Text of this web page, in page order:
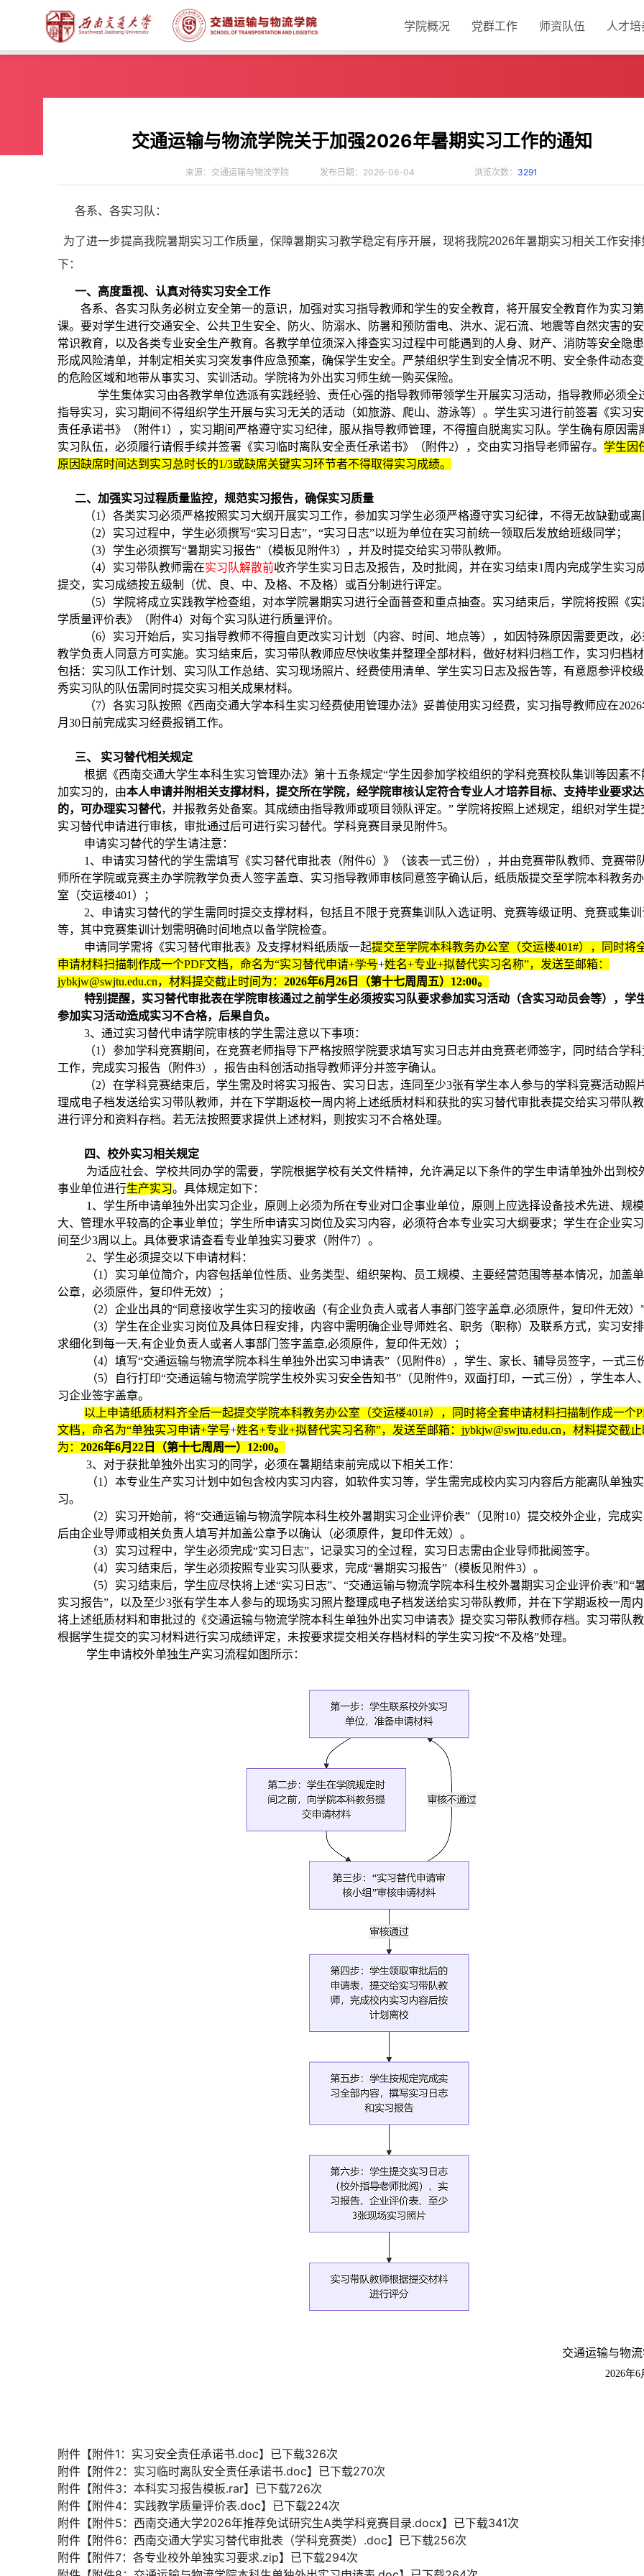
学院概况 党群工作 师资队伍 人才培
交通运输与物流学院关于加强2026年暑期实习工作的通知
来源：交通运输与物流学院 发布日期：2026-06-04 浏览次数： 3291
各系、各实习队：
为了进一步提高我院暑期实习工作质量，保障暑期实习教学稳定有序开展，现将我院2026年暑期实习相关工作安排
下：
一、高度重视、认真对待实习安全工作
各系、各实习队务必树立安全第一的意识，加强对实习指导教师和学生的安全教育，将开展安全教育作为实习
课。要对学生进行交通安全、公共卫生安全、防火、防溺水、防暑和预防雷电、洪水、泥石流、地震等自然灾害的
常识教育，以及各类专业安全生产教育。各教学单位须深入排查实习过程中可能遇到的人身、财产、消防等安全隐
形成风险清单，并制定相关实习突发事件应急预案，确保学生安全。严禁组织学生到安全情况不明、安全条件动态
的危险区域和地带从事实习、实训活动。 学院将为外出实习师生统一购买保险。
学生集体实习由各教学单位选派有实践经验、责任心强的指导教师带领学生开展实习活动，指导教师必须全
指导实习，实习期间不得组织学生开展与实习无关的活动（如旅游、爬山、游泳等）。学生实习进行前签署《实习
责任承诺书》（附件1），实习期间严格遵守实习纪律，服从指导教师管理，不得擅自脱离实习队。学生确有原因需
实习队伍，必须履行请假手续并签署《实习临时离队安全责任承诺书》（附件2），交由实习指导老师留存。 学生因
原因缺席时间达到实习总时长的1/3或缺席关键实习环节者不得取得实习成绩。
二、加强实习过程质量监控，规范实习报告，确保实习质量
（1）各类实习必须严格按照实习大纲开展实习工作，参加实习学生必须严格遵守实习纪律，不得无故缺勤或
（2）实习过程中，学生必须撰写“实习日志”，“实习日志”以班为单位在实习前统一领取后发放给班级同学；
（3）学生必须撰写“暑期实习报告”（模板见附件3），并及时提交给实习带队教师。
（4）实习带队教师需在实习队解散前收齐学生实习日志及报告，及时批阅，并在实习结束1周内完成学生实习
提交，实习成绩按五级制（优、良、中、及格、不及格）或百分制进行评定。
（5）学院将成立实践教学检查组，对本学院暑期实习进行全面普查和重点抽查。实习结束后，学院将按照《
学质量评价表》（附件4）对每个实习队进行质量评价。
（6） 实习开始后，实习指导教师不得擅自更改实习计划（内容、时间、地点等），如因特殊原因需要更改，
教学负责人同意方可实施。 实习结束后，实习带队教师应尽快收集并整理全部材料，做好材料归档工作，实习归档
包括：实习队工作计划、实习队工作总结、实习现场照片、经费使用清单、学生实习日志及报告等，有意愿参评校
秀实习队的队伍需同时提交实习相关成果材料。
（7）各实习队按照《西南交通大学本科生实习经费使用管理办法》妥善使用实习经费，实习指导教师应在
月30日前完成实习经费报销工作。
三、 实习替代相关规定
根据《西南交通大学生本科生实习管理办法》第十五条规定“学生因参加学校组织的学科竞赛校队集训等因素不
加实习的，由本人申请并附相关支撑材料，提交所在学院，经学院审核认定符合专业人才培养目标、支持毕业要求
的，可办理实习替代，并报教务处备案。其成绩由指导教师或项目领队评定。” 学院将按照上述规定，组织对学生提
实习替代申请进行审核， 审批通过后可进行实习替代。学科竞赛目录见附件5。
申请实习替代的学生请注意：
1、申请实习替代的学生需填写《实习替代审批表（附件6）》（该表一式三份），并由竞赛带队教师、竞赛带
师所在学院或竞赛主办学院教学负责人签字盖章、实习指导教师审核同意签字确认后，纸质版提交至学院本科教务
室（交运楼401）；
2、申请实习替代的学生需同时提交支撑材料，包括且不限于竞赛集训队入选证明、竞赛等级证明、竞赛或集
等，其中竞赛集训计划需明确时间地点以备学院检查。
申请同学需将《实习替代审批表》及支撑材料纸质版一起提交至学院本科教务办公室（交运楼401#），同时将
申请材料扫描制作成一个PDF文档，命名为“实习替代申请+学号+姓名+专业+拟替代实习名称”， 发送至邮箱：
jybkjw@swjtu.edu.cn，材料提交截止时间为：2026年6月26日（第十七周周五）12:00。
特别提醒，实习替代审批表在学院审核通过之前学生必须按实习队要求参加实习活动（含实习动员会等），学
参加实习活动造成实习不合格，后果自负。
3、通过实习替代申请学院审核的学生需注意以下事项：
（1）参加学科竞赛期间，在竞赛老师指导下严格按照学院要求填写实习日志并由竞赛老师签字，同时结合学
工作，完成实习报告（附件3），报告由科创活动指导教师评分并签字确认。
（2）在学科竞赛结束后，学生需及时将实习报告、实习日志，连同至少3张有学生本人参与的学科竞赛活动照
理成电子档发送给实习带队教师，并在下学期返校一周内将上述纸质材料和获批的实习替代审批表提交给实习带队
进行评分和资料存档。若无法按照要求提供上述材料，则按实习不合格处理。
四、校外实习相关规定
为适应社会、学校共同办学的需要，学院根据学校有关文件精神，允许满足以下条件的学生申请单独外出到校
事业单位进行生产实习。具体规定如下：
1、学生所申请单独外出实习企业，原则上必须为所在专业对口企事业单位，原则上应选择设备技术先进、规
大、管理水平较高的企事业单位；学生所申请实习岗位及实习内容，必须符合本专业实习大纲要求；学生在企业实
间至少3周以上。具体要求请查看专业单独实习要求（附件7）。
2、学生必须提交以下申请材料：
（1）实习单位简介，内容包括单位性质、业务类型、组织架构、员工规模、主要经营范围等基本情况，加盖
公章，必须原件，复印件无效）；
（2）企业出具的“同意接收学生实习的接收函（有企业负责人或者人事部门签字盖章,必须原件，复印件无效）
（3）学生在企业实习岗位及具体日程安排，内容中需明确企业导师姓名、职务（职称）及联系方式，实习安
求细化到每一天,有企业负责人或者人事部门签字盖章,必须原件，复印件无效）；
（4）填写“交通运输与物流学院本科生单独外出实习申请表”（见附件8），学生、家长、辅导员签字，一式三
（5）自行打印“交通运输与物流学院学生校外实习安全告知书”（见附件9，双面打印，一式三份），学生本人
习企业签字盖章。
以上申请纸质材料齐全后一起提交学院本科教务办公室（交运楼401#），同时将全套申请材料扫描制作成一个
文档，命名为“单独实习申请+学号+姓名+专业+拟替代实习名称”，发送至邮箱：jybkjw@swjtu.edu.cn，材料提交截
为：2026年6月22日（第十七周周一）12:00。
3、对于获批单独外出实习的同学，必须在暑期结束前完成以下相关工作：
（1）本专业生产实习计划中如包含校内实习内容，如软件实习等，学生需完成校内实习内容后方能离队单独实
习。
（2）实习开始前，将“交通运输与物流学院本科生校外暑期实习企业评价表”（见附10）提交校外企业，完成
后由企业导师或相关负责人填写并加盖公章予以确认（必须原件，复印件无效）。
（3）实习过程中，学生必须完成“实习日志”，记录实习的全过程，实习日志需由企业导师批阅签字。
（4）实习结束后，学生必须按照专业实习队要求，完成“暑期实习报告”（模板见附件3）。
（5）实习结束后，学生应尽快将上述“实习日志”、“交通运输与物流学院本科生校外暑期实习企业评价表”和“
实习报告”，以及至少3张有学生本人参与的现场实习照片整理成电子档发送给实习带队教师，并在下学期返校一周
将上述纸质材料和审批过的《交通运输与物流学院本科生单独外出实习申请表》提交实习带队教师存档。实习带队
根据学生提交的实习材料进行实习成绩评定，未按要求提交相关存档材料的学生实习按“不及格”处理。
学生申请校外单独生产实习流程如图所示：
交通运输与物
2026年6
附件【附件1：实习安全责任承诺书.doc】已下载326次
附件【附件2：实习临时离队安全责任承诺书.doc】已下载270次
附件【附件3：本科实习报告模板.rar】已下载726次
附件【附件4：实践教学质量评价表.doc】已下载224次
附件【附件5：西南交通大学2026年推荐免试研究生A类学科竞赛目录.docx】已下载341次
附件【附件6：西南交通大学实习替代审批表（学科竞赛类）.doc】已下载256次
附件【附件7：各专业校外单独实习要求.zip】已下载294次